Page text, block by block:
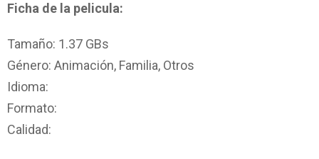
Ficha de la pelicula:
Tamaño: 1.37 GBs
Género: Animación, Familia, Otros
Idioma:
Formato:
Calidad: